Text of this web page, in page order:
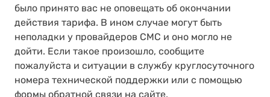
было принято вас не оповещать об окончании
действия тарифа. В ином случае могут быть
неполадки у провайдеров CМС и оно могло не
дойти. Если такое произошло, сообщите
пожалуйста и ситуации в службу круглосуточного
номера технической поддержки или с помощью
формы обратной связи на сайте.